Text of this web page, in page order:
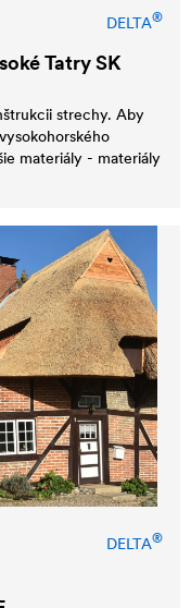
DELTA®
Tatry SK
strechy. Aby
materiály - materiály
DELTA®